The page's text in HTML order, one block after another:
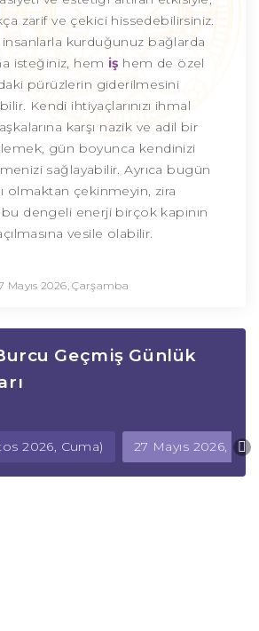
zarif ve çekici hissedebilirsiniz.
kurduğunuz bağlarda
isteğiniz, hem iş hem de özel
pürüzlerin giderilmesini
Kendi ihtiyaçlarınızı ihmal
karşı nazik ve adil bir
gün boyunca kendinizi
sağlayabilir. Ayrıca bugün
olmaktan çekinmeyin, zira
dengeli enerji birçok kapının
vesile olabilir.
Mayıs 2026, Çarşamba
Geçmiş Günlük
2026, Cuma) 27 Mayıs 2026,